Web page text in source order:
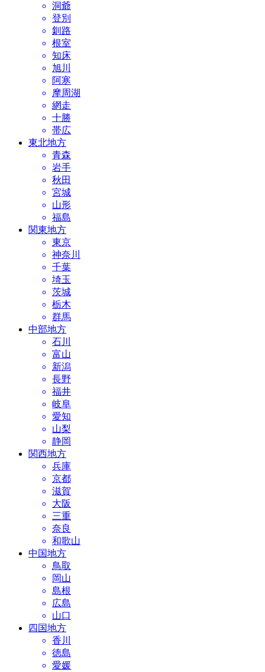
洞爺
登別
釧路
根室
知床
旭川
阿寒
摩周湖
網走
十勝
帯広
東北地方
青森
岩手
秋田
宮城
山形
福島
関東地方
東京
神奈川
千葉
埼玉
茨城
栃木
群馬
中部地方
石川
富山
新潟
長野
福井
岐阜
愛知
山梨
静岡
関西地方
兵庫
京都
滋賀
大阪
三重
奈良
和歌山
中国地方
鳥取
岡山
島根
広島
山口
四国地方
香川
徳島
愛媛